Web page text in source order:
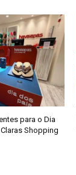
para o Dia
Shopping